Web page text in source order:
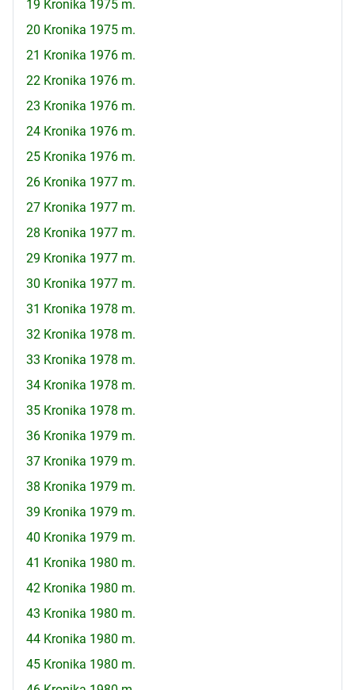
19 Kronika 1975 m.
20 Kronika 1975 m.
21 Kronika 1976 m.
22 Kronika 1976 m.
23 Kronika 1976 m.
24 Kronika 1976 m.
25 Kronika 1976 m.
26 Kronika 1977 m.
27 Kronika 1977 m.
28 Kronika 1977 m.
29 Kronika 1977 m.
30 Kronika 1977 m.
31 Kronika 1978 m.
32 Kronika 1978 m.
33 Kronika 1978 m.
34 Kronika 1978 m.
35 Kronika 1978 m.
36 Kronika 1979 m.
37 Kronika 1979 m.
38 Kronika 1979 m.
39 Kronika 1979 m.
40 Kronika 1979 m.
41 Kronika 1980 m.
42 Kronika 1980 m.
43 Kronika 1980 m.
44 Kronika 1980 m.
45 Kronika 1980 m.